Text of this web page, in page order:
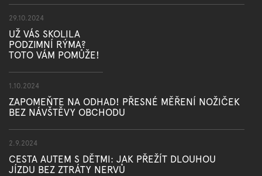
29.10.2024
UŽ VÁS SKOLILA
PODZIMNÍ RÝMA?
TOTO VÁM POMŮŽE!
1.10.2024
ZAPOMEŇTE NA ODHAD! PŘESNÉ MĚŘENÍ NOŽIČEK
BEZ NÁVŠTĚVY OBCHODU
2.9.2024
CESTA AUTEM S DĚTMI: JAK PŘEŽÍT DLOUHOU
JÍZDU BEZ ZTRÁTY NERVŮ